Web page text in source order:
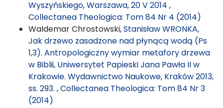
Wyszyńskiego, Warszawa, 20 V 2014 ,
Collectanea Theologica: Tom 84 Nr 4 (2014)
Waldemar Chrostowski,Stanisław WRONKA,
Jak drzewo zasadzone nad płynącą wodą (Ps
1,3). Antropologiczny wymiar metafory drzewa
w Biblii, Uniwersytet Papieski Jana Pawła II w
Krakowie. Wydawnictwo Naukowe, Kraków 2013,
ss. 293. ,Collectanea Theologica: Tom 84 Nr 3
(2014)